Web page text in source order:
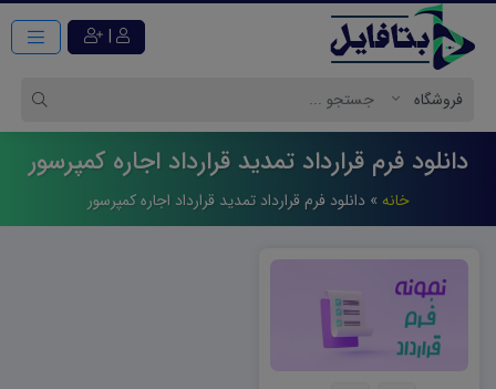
|
دانلود فرم قرارداد تمدید قرارداد اجاره کمپرسور
خانه »دانلود فرم قرارداد تمدید قرارداد اجاره کمپرسور